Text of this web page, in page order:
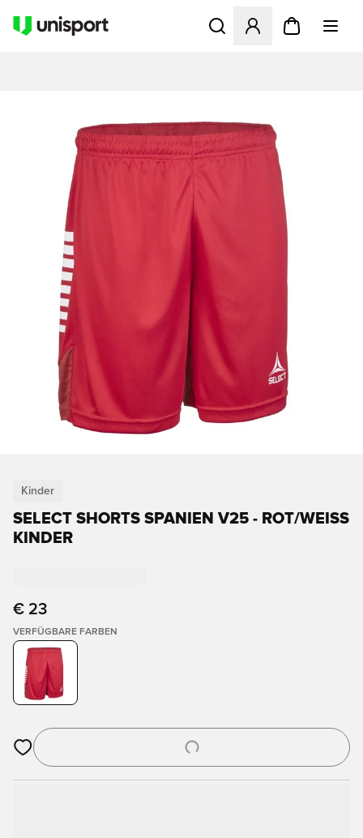
Öffnet ein Fenster zum
Kinder
SELECT SHORTS SPANIEN V25 - ROT/WEISS K
INDER
€ 23
VERFÜGBARE FARBEN
Öffnet ein Fenster zum Anmelden oder Registrieren als